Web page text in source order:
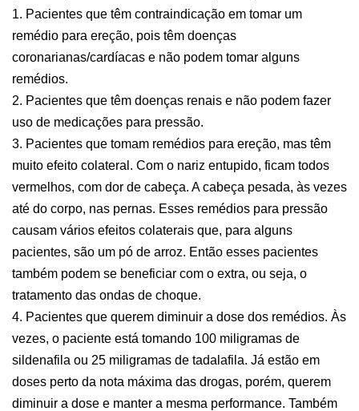
1. Pacientes que têm contraindicação em tomar um
remédio para ereção, pois têm doenças
coronarianas/cardíacas e não podem tomar alguns
remédios.
2. Pacientes que têm doenças renais e não podem fazer
uso de medicações para pressão.
3. Pacientes que tomam remédios para ereção, mas têm
muito efeito colateral. Com o nariz entupido, ficam todos
vermelhos, com dor de cabeça. A cabeça pesada, às vezes
até do corpo, nas pernas. Esses remédios para pressão
causam vários efeitos colaterais que, para alguns
pacientes, são um pó de arroz. Então esses pacientes
também podem se beneficiar com o extra, ou seja, o
tratamento das ondas de choque.
4. Pacientes que querem diminuir a dose dos remédios. Às
vezes, o paciente está tomando 100 miligramas de
sildenafila ou 25 miligramas de tadalafila. Já estão em
doses perto da nota máxima das drogas, porém, querem
diminuir a dose e manter a mesma performance. Também